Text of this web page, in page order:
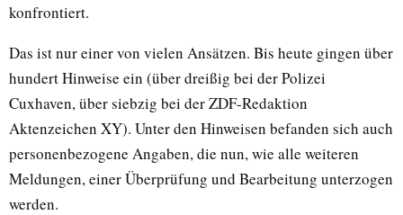
konfrontiert.
Das ist nur einer von vielen Ansätzen. Bis heute gingen über
hundert Hinweise ein (über dreißig bei der Polizei
Cuxhaven, über siebzig bei der ZDF-Redaktion
Aktenzeichen XY). Unter den Hinweisen befanden sich auch
personenbezogene Angaben, die nun, wie alle weiteren
Meldungen, einer Überprüfung und Bearbeitung unterzogen
werden.